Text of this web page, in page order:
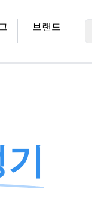
브랜드